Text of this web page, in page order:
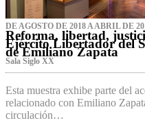
DE AGOSTO DE 2018 A ABRIL DE
Reforma, libertad,
Ejército Libertador del
de Emiliano Zapata
Sala Siglo XX
Esta muestra exhibe parte del
relacionado con Emiliano
circulación…